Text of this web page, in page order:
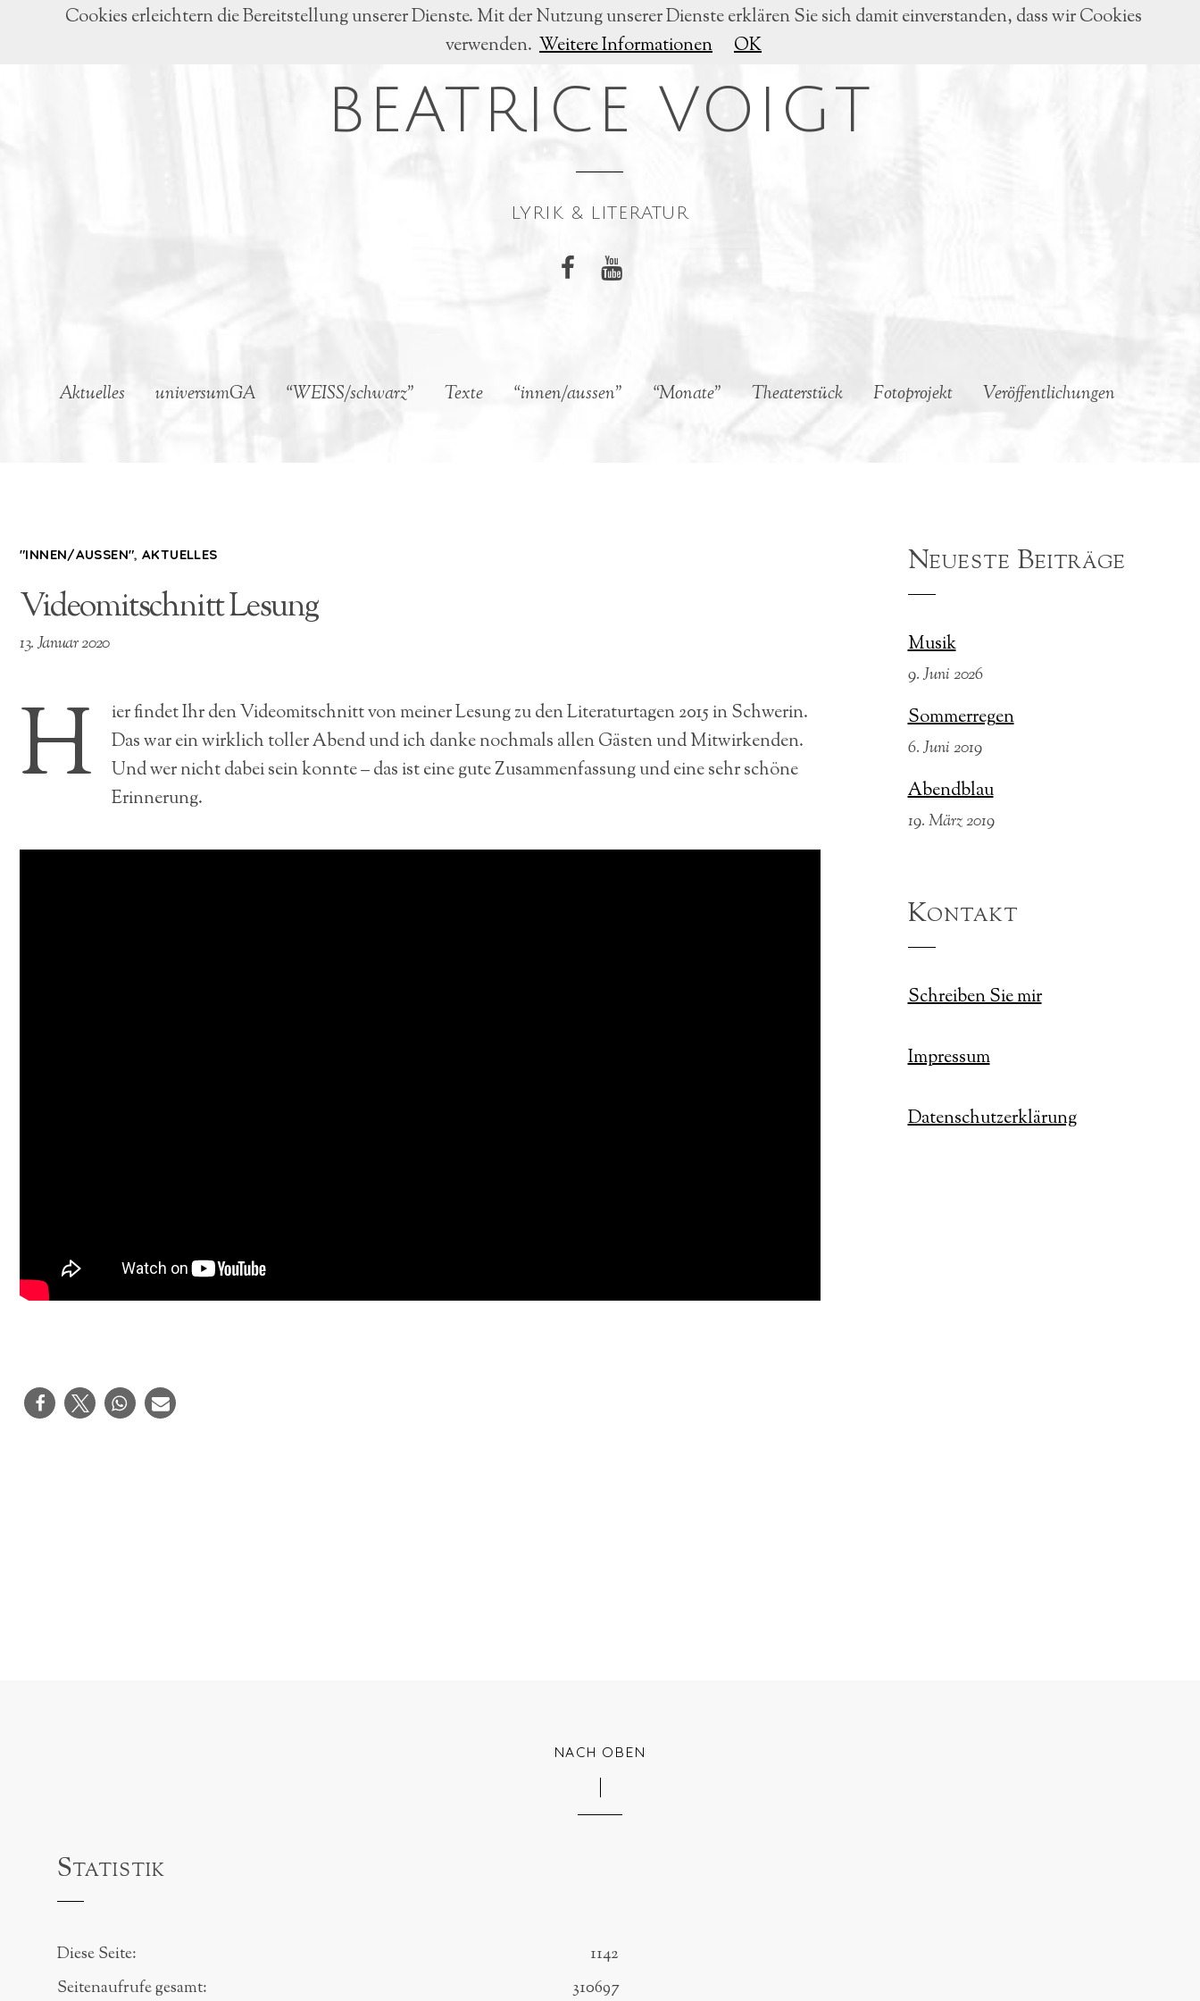
BEATRICE VOIGT
LYRIK & LITERATUR
Aktuelles universumGA “WEISS/schwarz” Texte “innen/aussen” “Monate” Theaterstück Fotoprojekt Veröffentlichungen
"INNEN/AUSSEN", AKTUELLES
Videomitschnitt Lesung
13. Januar 2020
H
ier findet Ihr den Videomitschnitt von meiner Lesung zu den Literaturtagen 2015 in Schwerin.
Das war ein wirklich toller Abend und ich danke nochmals allen Gästen und Mitwirkenden.
Und wer nicht dabei sein konnte – das ist eine gute Zusammenfassung und eine sehr schöne
Erinnerung.
Neueste Beiträge
Musik
9. Juni 2026
Sommerregen
6. Juni 2019
Abendblau
19. März 2019
Kontakt
Schreiben Sie mir
Impressum
Datenschutzerklärung
NACH OBEN
Statistik
1142
Diese Seite:
310697
Seitenaufrufe gesamt:
Cookies erleichtern die Bereitstellung unserer Dienste. Mit der Nutzung unserer Dienste erklären Sie sich damit einverstanden, dass wir Cookies
verwenden. Weitere Informationen OK